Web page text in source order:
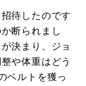
待したのです
断られまし
決まり、ジョ
や体重はどう
ベルトを獲っ